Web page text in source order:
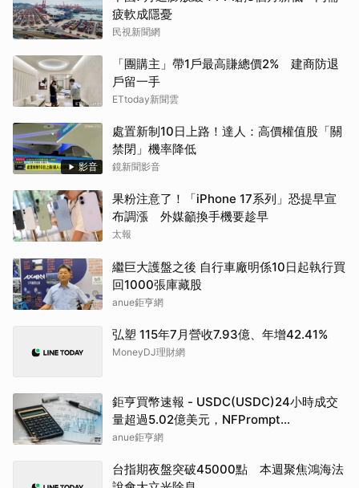
疲軟成隱憂
民視新聞網
「團購主」帶1戶最高賺總價2% 建商防退
戶留一手
ETtoday新聞雲
影音
處置新制10日上路！達人：高價權值股「關
禁閉」機率降低
鏡新聞影音
果粉注意了！「iPhone 17系列」恐提早宣
布調漲 外媒籲換手機要趁早
太報
繼巨大護盤之後 自行車廠明係10日起執行買
回1000張庫藏股
anue鉅亨網
弘塑 115年7月營收7.93億、年增42.41%
MoneyDJ理財網
鉅亨買幣速報 - USDC(USDC)24小時成交
量超過5.02億美元，NFPrompt
Token(NFP)24小時漲幅達66.2%
anue鉅亨網
台指期夜盤突破45000點 本週聚焦鴻海法